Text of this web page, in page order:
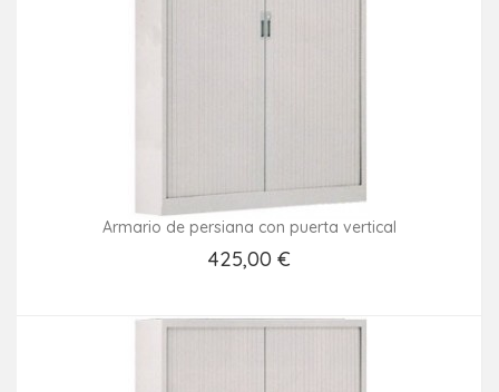
Armario de persiana con puerta vertical
425,00 €